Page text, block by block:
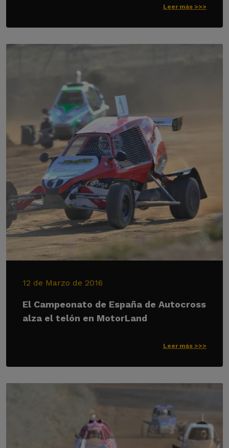
Leer más >>>
12 de Marzo de 2016
El Campeonato de España de Autocross
alza el telón en MotorLand
Leer más >>>